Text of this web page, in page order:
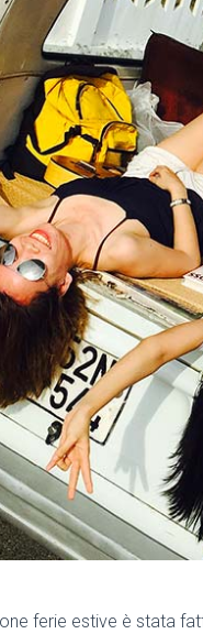
ferie estive è stata